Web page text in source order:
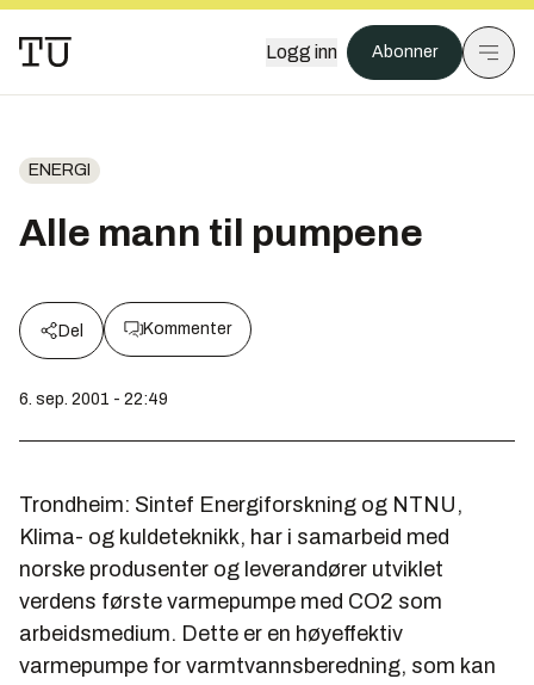
Logg inn Abonner
ENERGI
Alle mann til pumpene
Del Kommenter
6. sep. 2001 - 22:49
Trondheim: Sintef Energiforskning og NTNU,
Klima- og kuldeteknikk, har i samarbeid med
norske produsenter og leverandører utviklet
verdens første varmepumpe med CO2 som
arbeidsmedium. Dette er en høyeffektiv
varmepumpe for varmtvannsberedning, som kan